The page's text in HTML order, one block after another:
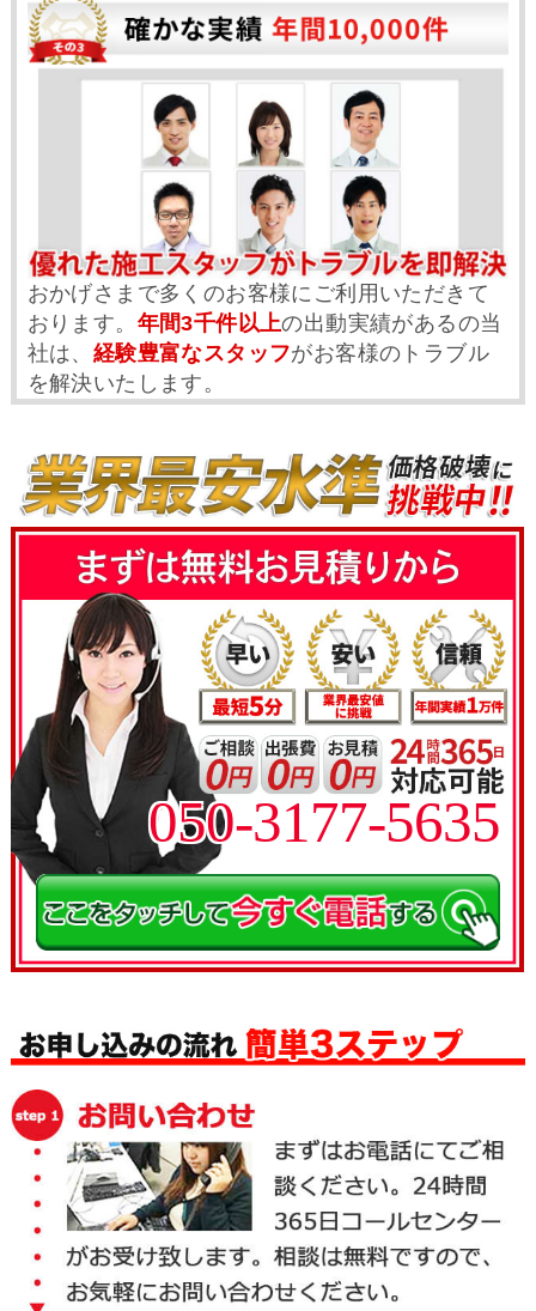
おかげさまで多くのお客様にご利用いただきて
おります。 年間3千件以上の出動実績があるの当
社は、 経験豊富なスタッフがお客様のトラブル
を解決いたします。
050-3177-5635